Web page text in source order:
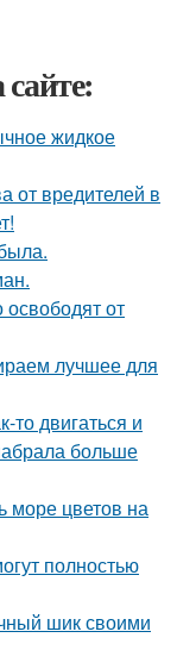
жидкое
от вредителей в
от
лучшее для
двигаться и
больше
море цветов на
полностью
шик своими